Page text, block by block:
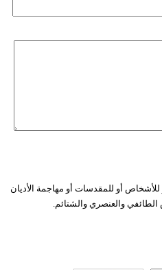
للأشخاص أو للمقدسات أو مهاجمة الأديان
الطائفي والعنصري والشتائم.